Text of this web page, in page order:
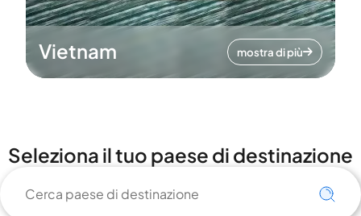
Vietnam mostra di più
Seleziona il tuo paese di destinazione